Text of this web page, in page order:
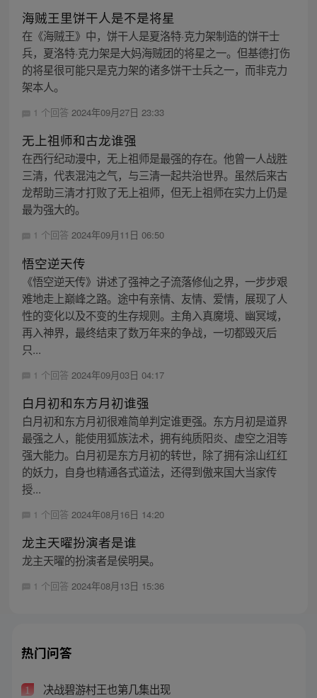
海贼王里饼干人是不是将星
在《海贼王》中，饼干人是夏洛特·克力架制造的饼干士
兵，夏洛特·克力架是大妈海贼团的将星之一。但基德打伤
的将星很可能只是克力架的诸多饼干士兵之一，而非克力
架本人。
1 个回答 2024年09月27日 23:33
无上祖师和古龙谁强
在西行纪动漫中，无上祖师是最强的存在。他曾一人战胜
三清，代表混沌之气，与三清一起共治世界。虽然后来古
龙帮助三清才打败了无上祖师，但无上祖师在实力上仍是
最为强大的。
1 个回答 2024年09月11日 06:50
悟空逆天传
《悟空逆天传》讲述了强神之子流落修仙之界，一步步艰
难地走上巅峰之路。途中有亲情、友情、爱情，展现了人
性的变化以及不变的生存规则。主角入真魔境、幽冥域，
再入神界，最终结束了数万年来的争战，一切都毁灭后
只...
1 个回答 2024年09月03日 04:17
白月初和东方月初谁强
白月初和东方月初很难简单判定谁更强。东方月初是道界
最强之人，能使用狐族法术，拥有纯质阳炎、虚空之泪等
强大能力。白月初是东方月初的转世，除了拥有涂山红红
的妖力，自身也精通各式道法，还得到傲来国大当家传
授...
1 个回答 2024年08月16日 14:20
龙主天曜扮演者是谁
龙主天曜的扮演者是侯明昊。
1 个回答 2024年08月13日 15:36
热门问答
1 决战碧游村王也第几集出现